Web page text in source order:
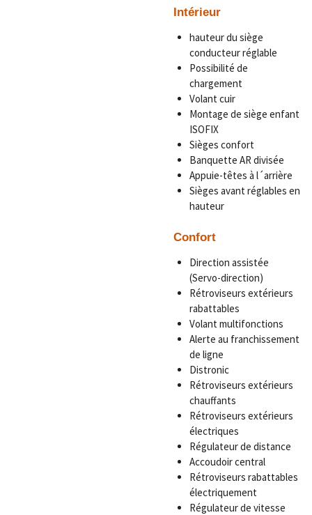
Intérieur
hauteur du siège
conducteur réglable
Possibilité de
chargement
Volant cuir
Montage de siège enfant
ISOFIX
Sièges confort
Banquette AR divisée
Appuie-têtes à l´arrière
Sièges avant réglables en
hauteur
Confort
Direction assistée
(Servo-direction)
Rétroviseurs extérieurs
rabattables
Volant multifonctions
Alerte au franchissement
de ligne
Distronic
Rétroviseurs extérieurs
chauffants
Rétroviseurs extérieurs
électriques
Régulateur de distance
Accoudoir central
Rétroviseurs rabattables
électriquement
Régulateur de vitesse